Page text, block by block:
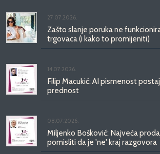
27.07.2026.
Zašto slanje poruka ne
trgovaca (i kako to promijeniti)
14.07.2026.
Filip Macukić: AI pismenost
prednost
08.07.2026.
Miljenko Bošković: Najveća
pomisliti da je 'ne' kraj razgovora